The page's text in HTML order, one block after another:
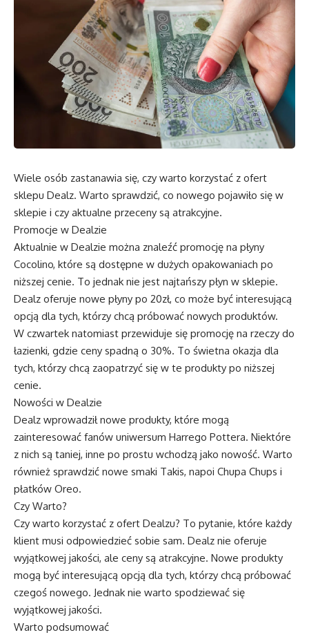
Wiele osób zastanawia się, czy warto korzystać z ofert
sklepu Dealz. Warto sprawdzić, co nowego pojawiło się w
sklepie i czy aktualne przeceny są atrakcyjne.
Promocje w Dealzie
Aktualnie w Dealzie można znaleźć promocję na płyny
Cocolino, które są dostępne w dużych opakowaniach po
niższej cenie. To jednak nie jest najtańszy płyn w sklepie.
Dealz oferuje nowe płyny po 20zł, co może być interesującą
opcją dla tych, którzy chcą próbować nowych produktów.
W czwartek natomiast przewiduje się promocję na rzeczy do
łazienki, gdzie ceny spadną o 30%. To świetna okazja dla
tych, którzy chcą zaopatrzyć się w te produkty po niższej
cenie.
Nowości w Dealzie
Dealz wprowadził nowe produkty, które mogą
zainteresować fanów uniwersum Harrego Pottera. Niektóre
z nich są taniej, inne po prostu wchodzą jako nowość. Warto
również sprawdzić nowe smaki Takis, napoi Chupa Chups i
płatków Oreo.
Czy Warto?
Czy warto korzystać z ofert Dealzu? To pytanie, które każdy
klient musi odpowiedzieć sobie sam. Dealz nie oferuje
wyjątkowej jakości, ale ceny są atrakcyjne. Nowe produkty
mogą być interesującą opcją dla tych, którzy chcą próbować
czegoś nowego. Jednak nie warto spodziewać się
wyjątkowej jakości.
Warto podsumować